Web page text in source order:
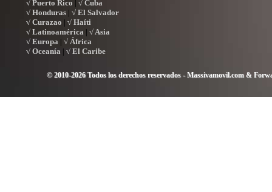
√ Puerto Rico
√ Cuba
√ Honduras √ El Salvador
√ Curazao
√ Haíti
√ Latinoamérica
√ Asia
√ Europa
√ África
√ Oceanía
√ El Caribe
© 2010-2026 Todos los derechos reservados - Massivamovil.com &